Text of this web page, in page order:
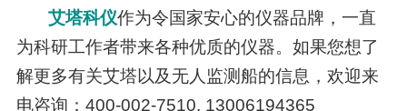
艾塔科仪作为令国家安心的仪器品牌，一直
为科研工作者带来各种优质的仪器。如果您想了
解更多有关艾塔以及无人监测船的信息，欢迎来
电咨询：400-002-7510, 13006194365